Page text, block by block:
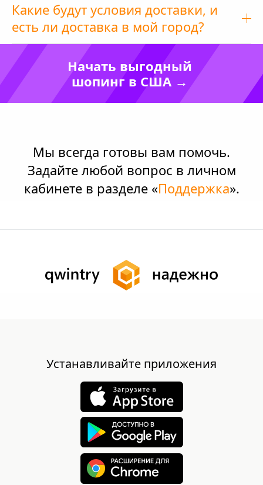
Какие будут условия доставки, и
есть ли доставка в мой город?
Начать выгодный
шопинг в США →
Мы всегда готовы вам помочь.
Задайте любой вопрос в личном
кабинете в разделе «Поддержка».
Устанавливайте приложения